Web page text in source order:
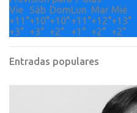
Vie
Sáb DomLun Mar Mié
+11°+10°+10°+11°+12°+13°
+3° +3° +2° +1° +2° +2°
Entradas populares